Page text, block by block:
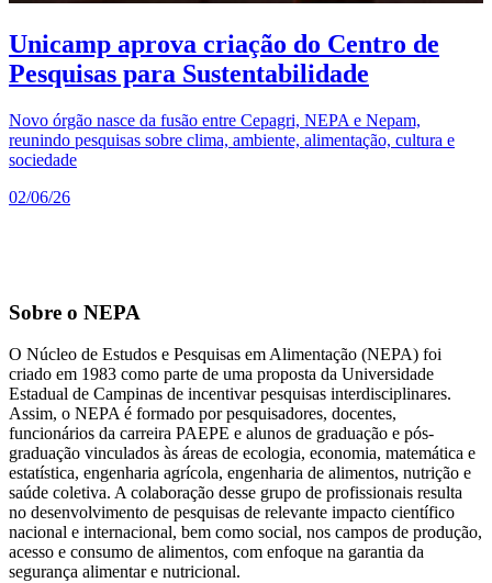
Unicamp aprova criação do Centro de
Pesquisas para Sustentabilidade
Novo órgão nasce da fusão entre Cepagri, NEPA e Nepam,
reunindo pesquisas sobre clima, ambiente, alimentação, cultura e
sociedade
02/06/26
Sobre o NEPA
O Núcleo de Estudos e Pesquisas em Alimentação (NEPA) foi
criado em 1983 como parte de uma proposta da Universidade
Estadual de Campinas de incentivar pesquisas interdisciplinares.
Assim, o NEPA é formado por pesquisadores, docentes,
funcionários da carreira PAEPE e alunos de graduação e pós-
graduação vinculados às áreas de ecologia, economia, matemática e
estatística, engenharia agrícola, engenharia de alimentos, nutrição e
saúde coletiva. A colaboração desse grupo de profissionais resulta
no desenvolvimento de pesquisas de relevante impacto científico
nacional e internacional, bem como social, nos campos de produção,
acesso e consumo de alimentos, com enfoque na garantia da
segurança alimentar e nutricional.